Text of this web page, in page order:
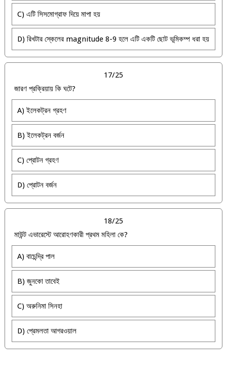
C) এটি সিসমোগ্রাফ দিয়ে মাপা হয়
D) রিখটার স্কেলের magnitude 8-9 হলে এটি একটি ছোট ভূমিকম্প ধরা হয়
17/25
জারণ প্রক্রিয়ায় কি ঘটে?
A) ইলেকট্রন গ্রহণ
B) ইলেকট্রন বর্জন
C) প্রোটন গ্রহণ
D) প্রোটন বর্জন
18/25
মাউন্ট এভারেস্টে আরোহণকারী প্রথম মহিলা কে?
A) বাচেন্দ্রি পাল
B) জুনকো তাবেই
C) অরুনিমা সিনহা
D) প্রেমলতা আগরওয়াল